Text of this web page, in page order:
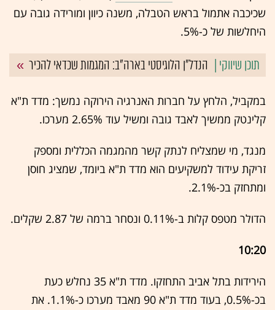
שכיכבה אתמול בראש הטבלה, משנה כיוון ומורידה גובה עם
היחלשות של כ-5%.
הנדל"ן הלוגיסטי בארה"ב: המגמות שכדאי להכיר
במקביל, הלחץ על חברות האנרגיה הירוקה נמשך: מדד ת"א
קלינטק ממשיך לאבד גובה ומשיל עוד 2.65% מערכו.
מנגד, מי שמצליח לנתק קשר מהמגמה הכללית ומספק
זריקת עידוד למשקיעים הוא מדד ת"א ביומד, שמציג חוסן
ומתחזק בכ-2.1%.
הדולר מטפס קלות ב-0.11% ונסחר ברמה של 2.87 שקלים.
10:20
הירידות בתל אביב התחזקו. מדד ת"א 35 נחלש כעת
בכ-0.5%, בעוד מדד ת"א 90 מאבד מערכו כ-1.1%. את